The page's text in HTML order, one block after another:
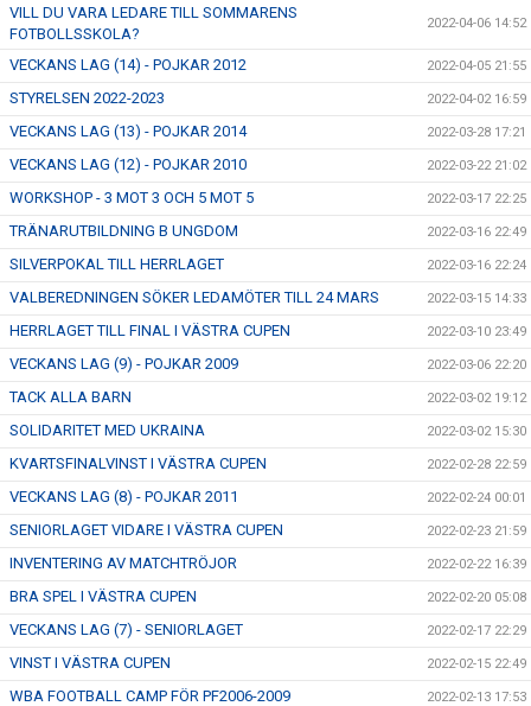
VILL DU VARA LEDARE TILL SOMMARENS
FOTBOLLSSKOLA?
2022-04-06 14:52
VECKANS LAG (14) - POJKAR 2012 2022-04-05 21:55
STYRELSEN 2022-2023 2022-04-02 16:59
VECKANS LAG (13) - POJKAR 2014 2022-03-28 17:21
VECKANS LAG (12) - POJKAR 2010 2022-03-22 21:02
WORKSHOP - 3 MOT 3 OCH 5 MOT 5 2022-03-17 22:25
TRÄNARUTBILDNING B UNGDOM 2022-03-16 22:49
SILVERPOKAL TILL HERRLAGET 2022-03-16 22:24
VALBEREDNINGEN SÖKER LEDAMÖTER TILL 24 MARS 2022-03-15 14:33
HERRLAGET TILL FINAL I VÄSTRA CUPEN 2022-03-10 23:49
VECKANS LAG (9) - POJKAR 2009 2022-03-06 22:20
TACK ALLA BARN 2022-03-02 19:12
SOLIDARITET MED UKRAINA 2022-03-02 15:30
KVARTSFINALVINST I VÄSTRA CUPEN 2022-02-28 22:59
VECKANS LAG (8) - POJKAR 2011 2022-02-24 00:01
SENIORLAGET VIDARE I VÄSTRA CUPEN 2022-02-23 21:59
INVENTERING AV MATCHTRÖJOR 2022-02-22 16:39
BRA SPEL I VÄSTRA CUPEN 2022-02-20 05:08
VECKANS LAG (7) - SENIORLAGET 2022-02-17 22:29
VINST I VÄSTRA CUPEN 2022-02-15 22:49
WBA FOOTBALL CAMP FÖR PF2006-2009 2022-02-13 17:53